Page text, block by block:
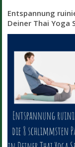
Entspannung
Deiner Thai Yoga